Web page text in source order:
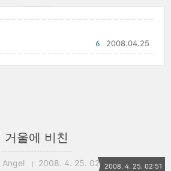
2008.04.25
6
거울에 비친
2008. 4. 25. 02:512008. 4. 25. 02:51